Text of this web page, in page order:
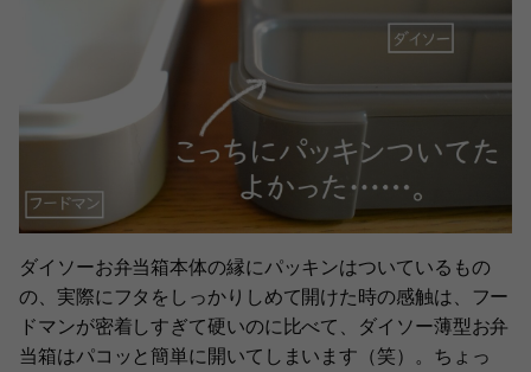
ダイソーお弁当箱本体の縁にパッキンはついているもの
の、実際にフタをしっかりしめて開けた時の感触は、フー
ドマンが密着しすぎて硬いのに比べて、ダイソー薄型お弁
当箱はパコッと簡単に開いてしまいます（笑）。ちょっ